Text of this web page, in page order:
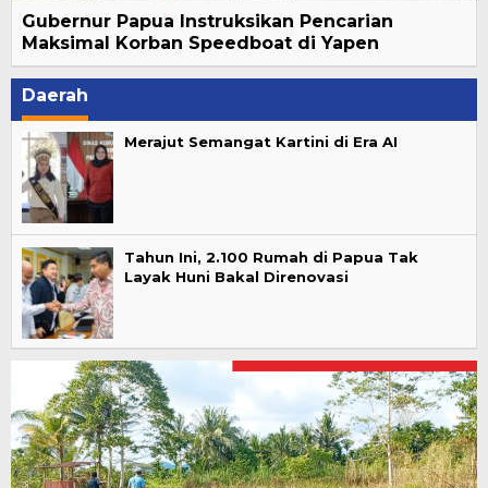
Gubernur Papua Instruksikan Pencarian
Maksimal Korban Speedboat di Yapen
Daerah
Merajut Semangat Kartini di Era AI
Tahun Ini, 2.100 Rumah di Papua Tak
Layak Huni Bakal Direnovasi